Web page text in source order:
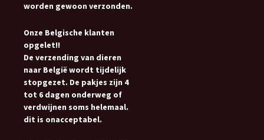
worden gewoon verzonden.
Onze Belgische klanten
opgelet!!
De verzending van dieren
naar België wordt tijdelijk
stopgezet. De pakjes zijn 4
tot 6 dagen onderweg of
verdwijnen soms helemaal.
dit is onacceptabel.